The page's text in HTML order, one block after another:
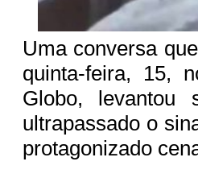
Uma conversa
quinta-feira, 15,
Globo,
ultrapassado o
protagonizado